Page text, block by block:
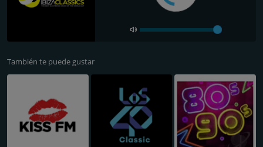
También te puede gustar